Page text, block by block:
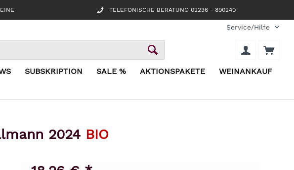
TELEFONISCHE BERATUNG 02236 - 890240
Service/Hilfe
SUBSKRIPTION SALE % AKTIONSPAKETE WEINANKAUF
2024 BIO